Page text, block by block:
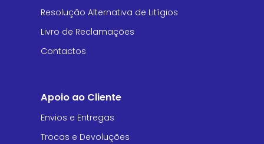
Resolução Alternativa de Litígios
Livro de Reclamações
Contactos
Apoio ao Cliente
Envios e Entregas
Trocas e Devoluções